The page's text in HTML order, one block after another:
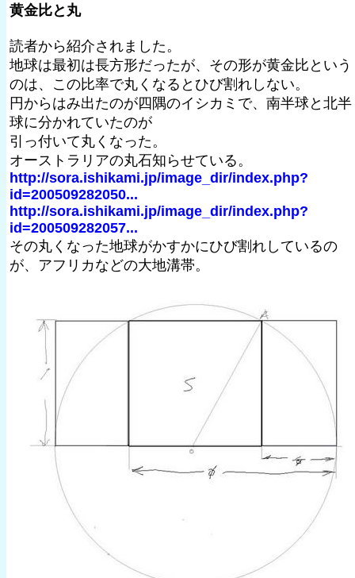
黄金比と丸
読者から紹介されました。
地球は最初は長方形だったが、その形が黄金比という
のは、この比率で丸くなるとひび割れしない。
円からはみ出たのが四隅のイシカミで、南半球と北半
球に分かれていたのが
引っ付いて丸くなった。
オーストラリアの丸石知らせている。
http://sora.ishikami.jp/image_dir/index.php?
id=200509282050...
http://sora.ishikami.jp/image_dir/index.php?
id=200509282057...
その丸くなった地球がかすかにひび割れしているの
が、アフリカなどの大地溝帯。